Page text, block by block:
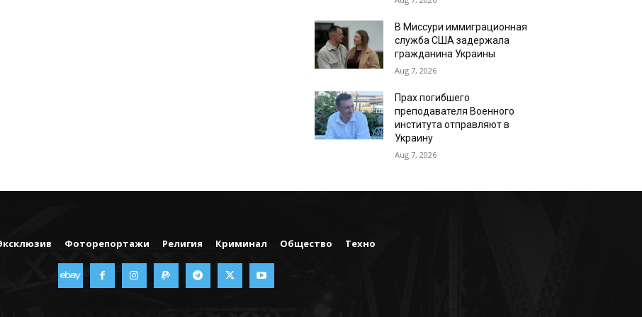
В Миссури иммиграционная
служба США задержала
гражданина Украины
Aug 7, 2026
Прах погибшего
преподавателя Военного
института отправляют в
Украину
Aug 7, 2026
Фоторепортажи Религия Криминал Общество Техно